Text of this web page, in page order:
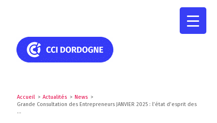
Accueil > Actualités > News >
Grande Consultation des Entrepreneurs JANVIER 2025 : l’état d’esprit des
...